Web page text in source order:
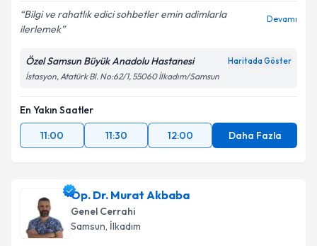
Bilgi ve rahatlık edici sohbetler emin adimlarla
ilerlemek
Devamı
Özel Samsun Büyük Anadolu Hastanesi Haritada Göster
İstasyon, Atatürk Bl. No:62/1, 55060 İlkadım/Samsun
En Yakın Saatler
11:00
11:30 12:00 Daha Fazla
Op. Dr. Murat Akbaba
Genel Cerrahi
Samsun, İlkadım